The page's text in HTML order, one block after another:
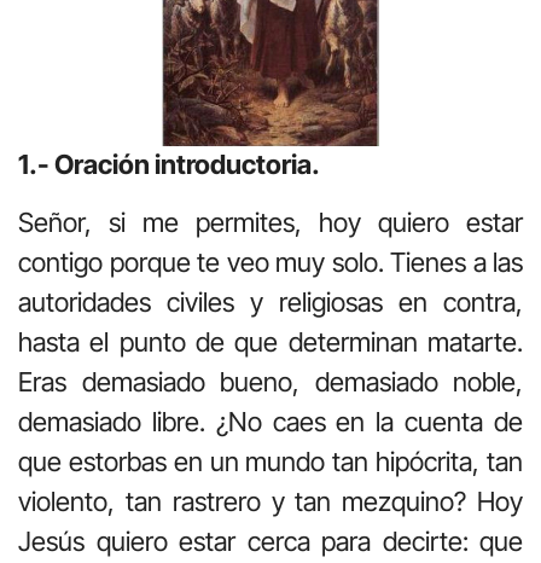
1.- Oración introductoria.
Señor, si me permites, hoy quiero estar
contigo porque te veo muy solo. Tienes a las
autoridades civiles y religiosas en contra,
hasta el punto de que determinan matarte.
Eras demasiado bueno, demasiado noble,
demasiado libre. ¿No caes en la cuenta de
que estorbas en un mundo tan hipócrita, tan
violento, tan rastrero y tan mezquino? Hoy
Jesús quiero estar cerca para decirte: que